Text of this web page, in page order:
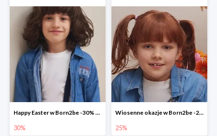
Happy Easter w Born2be -30% na wszystko
30%
Wiosenne okazje w Born2be -25%
25%